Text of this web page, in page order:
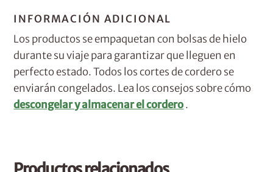
INFORMACIÓN ADICIONAL
Los productos se empaquetan con bolsas de hielo
durante su viaje para garantizar que lleguen en
perfecto estado. Todos los cortes de cordero se
enviarán congelados. Lea los consejos sobre cómo
descongelar y almacenar el cordero.